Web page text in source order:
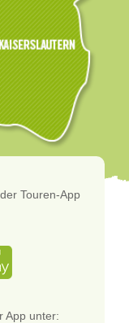
Touren-App
App unter: